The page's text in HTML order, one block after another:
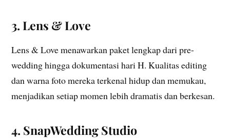
3. Lens & Love
Lens & Love menawarkan paket lengkap dari pre-
wedding hingga dokumentasi hari H. Kualitas editing
dan warna foto mereka terkenal hidup dan memukau,
menjadikan setiap momen lebih dramatis dan berkesan.
4. SnapWedding Studio